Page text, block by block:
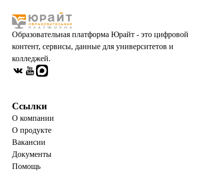
Образовательная платформа Юрайт - это цифровой
контент, сервисы, данные для университетов и
колледжей.
Ссылки
О компании
О продукте
Вакансии
Документы
Помощь